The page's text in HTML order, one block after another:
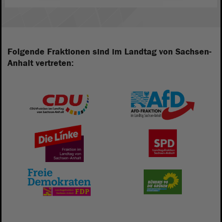
Folgende Fraktionen sind im Landtag von Sachsen-
Anhalt vertreten: